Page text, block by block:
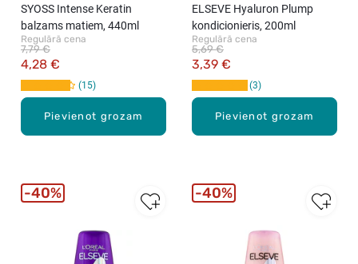
Pievienot grozam
SYOSS Intense Keratin
balzams matiem, 440ml
Regulārā cena
4,28 €
7,79 €
15
Pievienot grozam
ELSEVE Hyaluron Plump
kondicionieris, 200ml
Regulārā cena
3,39 €
5,69 €
3
40% 40%